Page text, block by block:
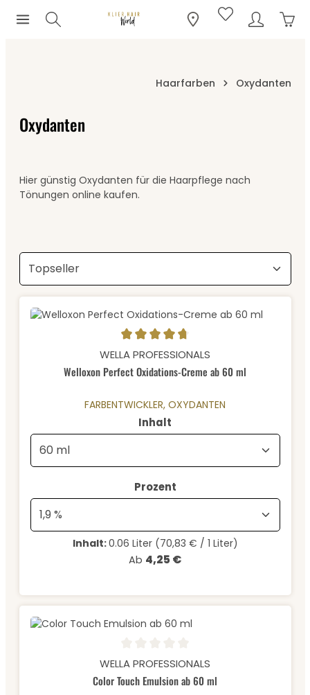
Zum Hauptinhalt springen
Haarfarben Oxydanten
Oxydanten
Hier günstig Oxydanten für die Haarpflege nach
Tönungen online kaufen.
Durchschnittliche Bewertung von 4.84 von 5 Sternen
WELLA PROFESSIONALS
Welloxon Perfect Oxidations-Creme ab 60 ml
FARBENTWICKLER, OXYDANTEN
Inhalt
Prozentauswählen
Inhalt:0.06 Liter (70,83 € / 1 Liter)
Regulärer Preis:
Ab 4,25 €
Durchschnittliche Bewertung von 0 von 5 Sternen
WELLA PROFESSIONALS
Color Touch Emulsion ab 60 ml